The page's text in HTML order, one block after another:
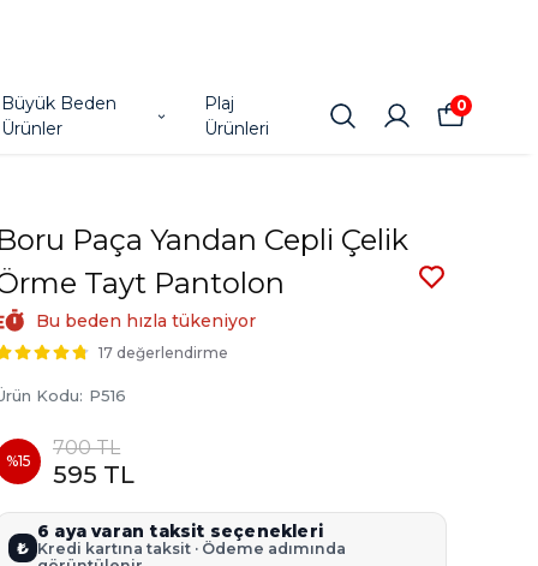
Büyük Beden
Ürünler
Plaj
Ürünleri
0
Boru Paça Yandan Cepli Çelik
Tayt Pantolon
Bu beden hızla tükeniyor
17 değerlendirme
Kodu: P516
%15
700 TL
595 TL
₺
6 aya varan taksit seçenekleri
Kredi kartına taksit · Ödeme adımında